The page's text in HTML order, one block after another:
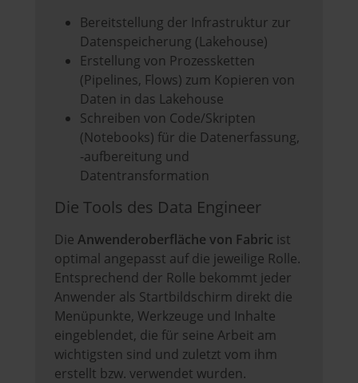
Bereitstellung der Infrastruktur zur
Datenspeicherung (Lakehouse)
Erstellung von Prozessketten
(Pipelines, Flows) zum Kopieren von
Daten in das Lakehouse
Schreiben von Code/Skripten
(Notebooks) für die Datenerfassung,
-aufbereitung und
Datentransformation
Die Tools des Data Engineer
Die Anwenderoberfläche von Fabric ist
optimal angepasst auf die jeweilige Rolle.
Entsprechend der Rolle bekommt jeder
Anwender als Startbildschirm direkt die
Menüpunkte, Werkzeuge und Inhalte
eingeblendet, die für seine Arbeit am
wichtigsten sind und zuletzt vom ihm
erstellt bzw. verwendet wurden.